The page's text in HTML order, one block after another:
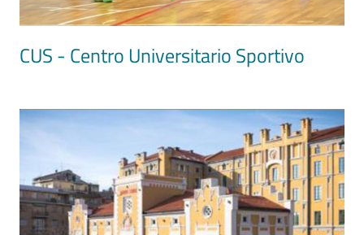
CUS - Centro Universitario Sportivo
Image